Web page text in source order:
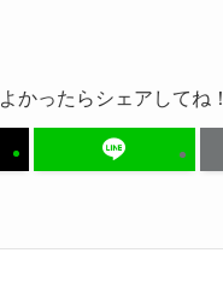
よかったらシェアしてね！